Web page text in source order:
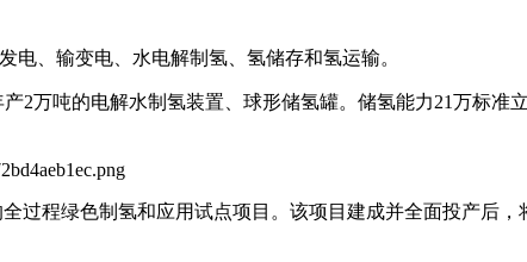
电、输变电、水电解制氢、氢储存和氢运输。
2万吨的电解水制氢装置、球形储氢罐。储氢能力21万标准
过程绿色制氢和应用试点项目。该项目建成并全面投产后，